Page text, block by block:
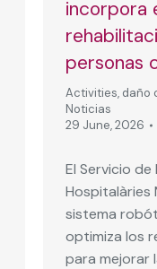
incorpora
personas
Activities, daño
Noticias
29 June, 2026
El Servicio
Hospitalàries
sistema
optimiza los
para mejorar